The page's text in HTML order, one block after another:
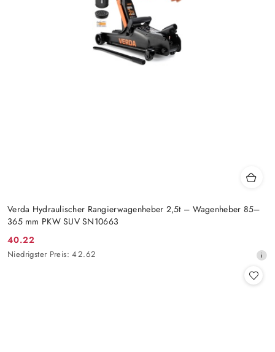
Verda Hydraulischer Rangierwagenheber 2,5t – Wagenheber 85–
365 mm PKW SUV SN10663
Aktionspreis:
40.22
Niedrigster
Niedrigster Preis: 42.62